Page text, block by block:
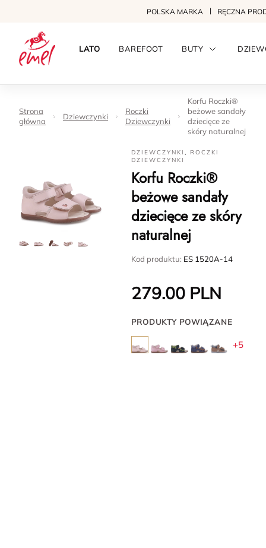
POLSKA MARKA RĘCZNA
LATO BAREFOOT BUTY
Strona
główna
Dziewczynki
Roczki
Dziewczynki
Korfu Roczki®
beżowe sandały
dziecięce ze
skóry naturalnej
DZIEWCZYNKI, ROCZKI
DZIEWCZYNKI
Korfu Roczki®
beżowe sandały
dziecięce ze skóry
naturalnej
Kod produktu: ES 1520A-14
279.00 PLN
PRODUKTY POWIĄZANE
+5